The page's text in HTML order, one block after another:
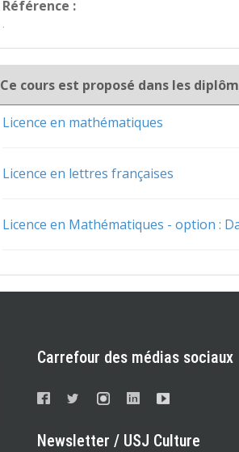
Référence :
.
Ce cours est proposé dans les
Licence en mathématiques
Licence en lettres françaises
Licence en Mathématiques - option :
Carrefour des médias sociaux
Newsletter / USJ Culture